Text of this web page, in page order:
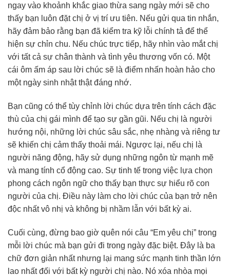
ngay vào khoảnh khắc giao thừa sang ngày mới sẽ cho
thấy bạn luôn đặt chị ở vị trí ưu tiên. Nếu gửi qua tin nhắn,
hãy đảm bảo rằng bạn đã kiểm tra kỹ lỗi chính tả để thể
hiện sự chỉn chu. Nếu chúc trực tiếp, hãy nhìn vào mắt chị
với tất cả sự chân thành và tình yêu thương vốn có. Một
cái ôm ấm áp sau lời chúc sẽ là điểm nhấn hoàn hảo cho
một ngày sinh nhật thật đáng nhớ.
Bạn cũng có thể tùy chỉnh lời chúc dựa trên tính cách đặc
thù của chị gái mình để tạo sự gần gũi. Nếu chị là người
hướng nội, những lời chúc sâu sắc, nhẹ nhàng và riêng tư
sẽ khiến chị cảm thấy thoải mái. Ngược lại, nếu chị là
người năng động, hãy sử dụng những ngôn từ mạnh mẽ
và mang tính cổ động cao. Sự tinh tế trong việc lựa chọn
phong cách ngôn ngữ cho thấy bạn thực sự hiểu rõ con
người của chị. Điều này làm cho lời chúc của bạn trở nên
độc nhất vô nhị và không bị nhầm lẫn với bất kỳ ai.
Cuối cùng, đừng bao giờ quên nói câu “Em yêu chị” trong
mỗi lời chúc mà bạn gửi đi trong ngày đặc biệt. Đây là ba
chữ đơn giản nhất nhưng lại mang sức mạnh tinh thần lớn
lao nhất đối với bất kỳ người chị nào. Nó xóa nhòa mọi